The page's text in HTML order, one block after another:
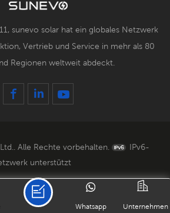
sunevo solar hat ein globales Netzwerk
Vertrieb und Service in mehr als 80
Regionen weltweit abdeckt.
Alle Rechte vorbehalten.
IPv6-
unterstützt
Unternehmen
Whatsapp